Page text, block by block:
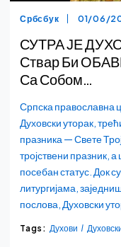
Србсбук 01/06/
СУТРА ЈЕ
Ствар Би
Са Собом…
Српска православна
Духовски уторак,
празника — Свете
тројствени празник,
посебан статус. Док
литургијама,
послова, Духовски
Tags: Духови